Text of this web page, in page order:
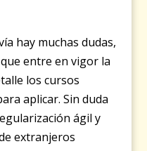
hay muchas dudas,
entre en vigor la
los cursos
aplicar. Sin duda
ágil y
extranjeros